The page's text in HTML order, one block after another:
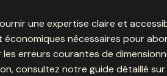
une expertise claire et
nécessaires pour
erreurs courantes de
consultez notre guide détaillé